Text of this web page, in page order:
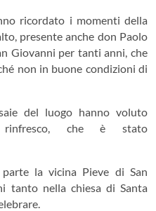
ricordato i momenti della
presente anche don Paolo
Giovanni per tanti anni, che
non in buone condizioni di
del luogo hanno voluto
rinfresco, che è stato
la vicina Pieve di San
tanto nella chiesa di Santa